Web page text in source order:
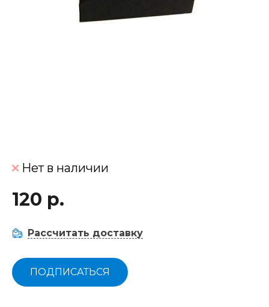
Нет в наличии
120 р.
Рассчитать доставку
ПОДПИСАТЬСЯ